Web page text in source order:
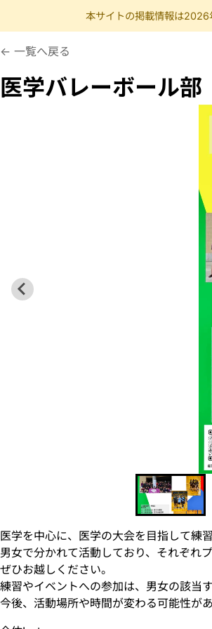
本サイトの掲載情報は2026
いがくばれーぼーるぶ
一覧へ戻る
医学バレーボール部
医学を中心に、医学の大会を目指して練
男女で分かれて活動しており、それぞれ
ぜひお越しください。
練習やイベントへの参加は、男女の該当
今後、活動場所や時間が変わる可能性があ